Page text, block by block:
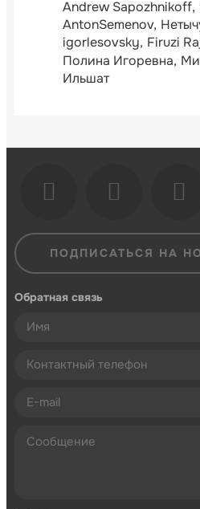
Andrew Sapozhnikoff
AntonSemenov
igorlesovsky Firuzi
Полина Игоревна
Ильшат
ПОДПИСАТЬСЯ НА
Обратная связь